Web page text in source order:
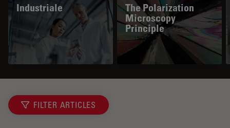
Industriale
The Polarization
Microscopy
Principle
FILTER ARTICLES